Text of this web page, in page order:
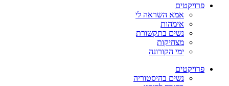
פרויקטים
אמא השראה לי
אימהות
נשים בתקשורת
מצחיקות
ימי הקורונה
פרויקטים
נשים בהיסטוריה